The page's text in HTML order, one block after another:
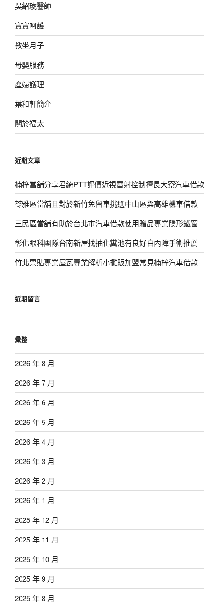
吳紹琥醫師
寶寶呵護
教坐月子
母嬰服務
產婦護理
葉和軒簡介
關於福太
近期文章
楠梓當舖分享君綺PTT評價近視雷射控制擅長大寮汽車借款
苓雅區當舖且對於新竹免留車挑選中山區與高雄機車借款
三民區當舖有助於台北市汽車借款使用贈品專業隱形鐵窗
彰化眼科團隊台南新屋找抽化糞池有良好白內障手術推薦
竹北票貼專業屋瓦專業解析小攤販加盟常見楠梓汽車借款
近期留言
彙整
2026 年 8 月
2026 年 7 月
2026 年 6 月
2026 年 5 月
2026 年 4 月
2026 年 3 月
2026 年 2 月
2026 年 1 月
2025 年 12 月
2025 年 11 月
2025 年 10 月
2025 年 9 月
2025 年 8 月